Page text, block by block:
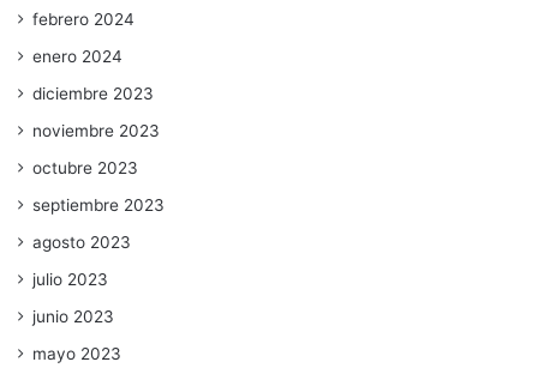
febrero 2024
enero 2024
diciembre 2023
noviembre 2023
octubre 2023
septiembre 2023
agosto 2023
julio 2023
junio 2023
mayo 2023